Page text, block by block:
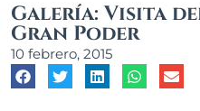
Galería: Visita
Gran Poder
10 febrero, 2015